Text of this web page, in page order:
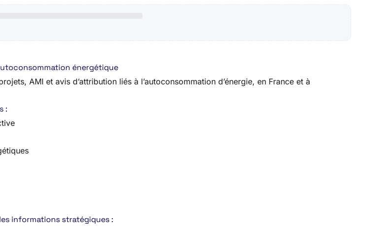
énergétique
AMI et avis d’attribution liés à l’autoconsommation d’énergie, en France et à
:
informations stratégiques :